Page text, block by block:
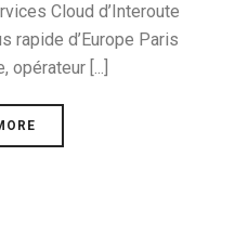
Cloud d’Interoute
rapide d’Europe Paris
[...]